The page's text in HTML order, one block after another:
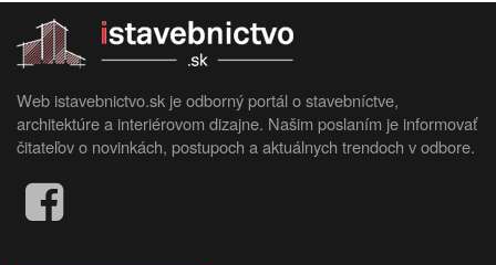
Web istavebnictvo.sk je odborný portál o stavebníctve,
architektúre a interiérovom dizajne. Našim poslaním je informovať
čitateľov o novinkách, postupoch a aktuálnych trendoch v odbore.